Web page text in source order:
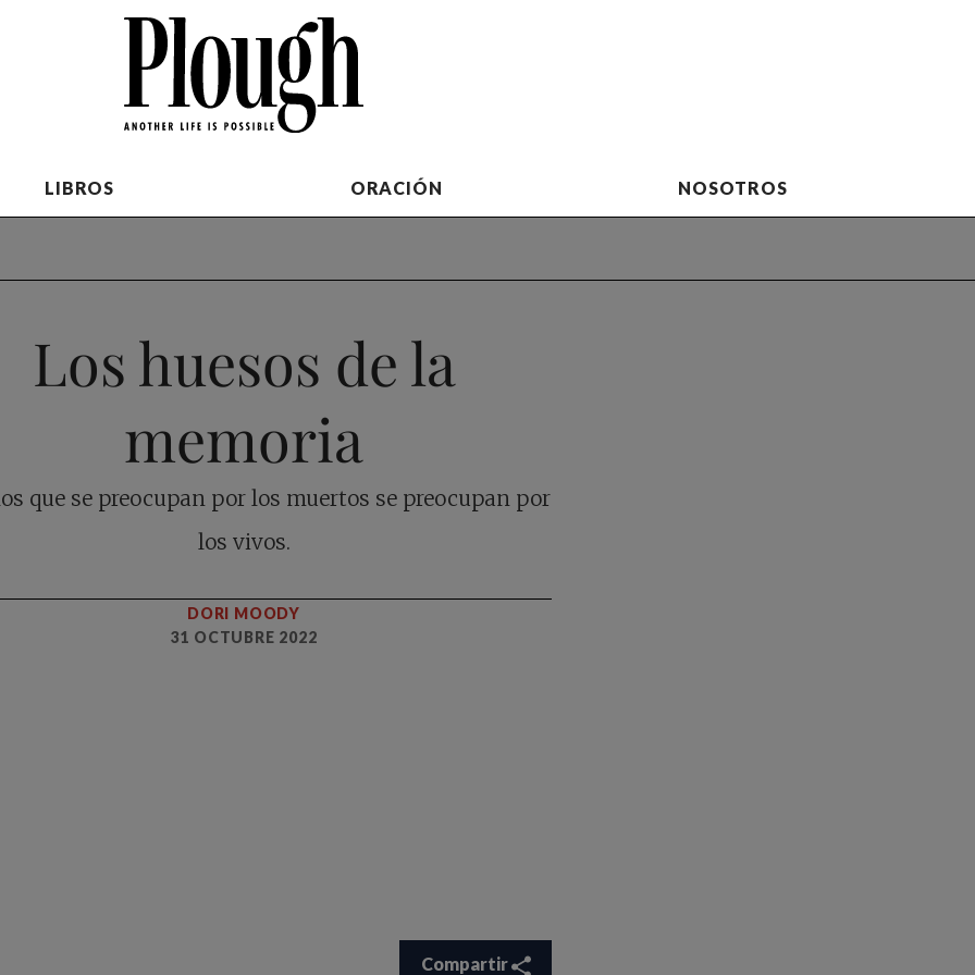
LIBROS ORACIÓN NOSOTROS
Los huesos de la
memoria
que se preocupan por los muertos se preocupan por
los vivos.
DORI MOODY
31 OCTUBRE 2022
Compartir